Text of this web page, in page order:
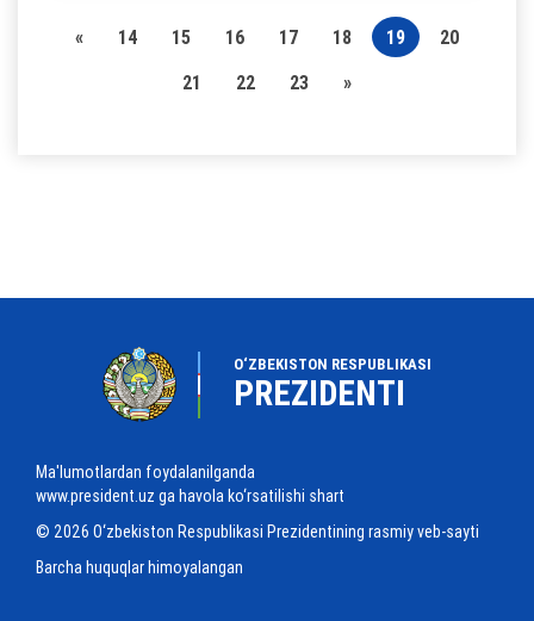
« 14 15 16 17 18 19
20
21
22 23 »
O‘ZBEKISTON RESPUBLIKASI
PREZIDENTI
Ma'lumotlardan foydalanilganda
www.president.uz ga havola ko‘rsatilishi shart
© 2026 O‘zbekiston Respublikasi Prezidentining rasmiy veb-sayti
Barcha huquqlar himoyalangan